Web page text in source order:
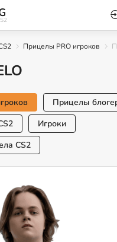
Прицелы PRO игроков
Прицелы
Игроки
CS2